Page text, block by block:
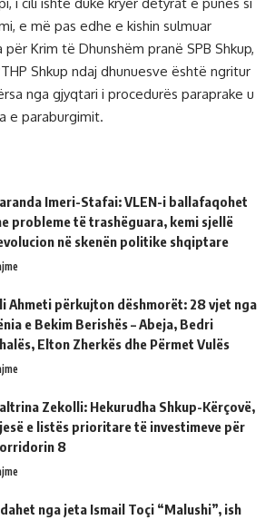
e më pas edhe e kishin sulmuar
për Krim të Dhunshëm pranë SPB Shkup,
Shkup ndaj dhunuesve është ngritur
nga gjyqtari i procedurës paraprake u
e paraburgimit.
Imeri-Stafai: VLEN-i ballafaqohet
probleme të trashëguara, kemi sjellë
në skenën politike shqiptare
Ahmeti përkujton dëshmorët: 28 vjet nga
e Bekim Berishës – Abeja, Bedri
Elton Zherkës dhe Përmet Vulës
Zekolli: Hekurudha Shkup-Kërçovë,
e listës prioritare të investimeve për
8
nga jeta Ismail Toçi “Malushi”, ish